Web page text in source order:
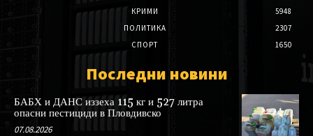
КРИМИ
5948
ПОЛИТИКА
2307
СПОРТ
1650
Последни новини
БАБХ и ДАНС иззеха 115 кг и 527 литра
опасни пестициди в Пловдивско
07.08.2026